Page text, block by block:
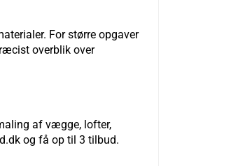
For større opgaver
overblik over
af vægge, lofter,
og få op til 3 tilbud.